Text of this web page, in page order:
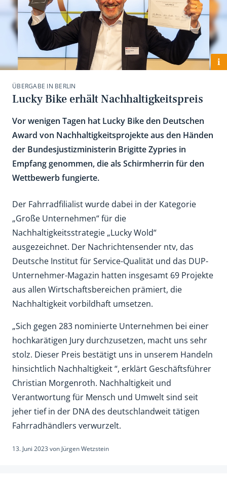
i
ÜBERGABE IN BERLIN
Lucky Bike erhält Nachhaltigkeitspreis
Vor wenigen Tagen hat Lucky Bike den Deutschen
Award von Nachhaltigkeitsprojekte aus den Händen
der Bundesjustizministerin Brigitte Zypries in
Empfang genommen, die als Schirmherrin für den
Wettbewerb fungierte.
Der Fahrradfilialist wurde dabei in der Kategorie
„Große Unternehmen“ für die
Nachhaltigkeitsstrategie „Lucky Wold“
ausgezeichnet. Der Nachrichtensender ntv, das
Deutsche Institut für Service-Qualität und das DUP-
Unternehmer-Magazin hatten insgesamt 69 Projekte
aus allen Wirtschaftsbereichen prämiert, die
Nachhaltigkeit vorbildhaft umsetzen.
„Sich gegen 283 nominierte Unternehmen bei einer
hochkarätigen Jury durchzusetzen, macht uns sehr
stolz. Dieser Preis bestätigt uns in unserem Handeln
hinsichtlich Nachhaltigkeit “, erklärt Geschäftsführer
Christian Morgenroth. Nachhaltigkeit und
Verantwortung für Mensch und Umwelt sind seit
jeher tief in der DNA des deutschlandweit tätigen
Fahrradhändlers verwurzelt.
13. Juni 2023 von Jürgen Wetzstein